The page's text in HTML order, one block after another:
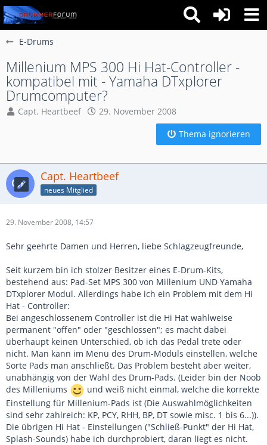
E-Drums
Millenium MPS 300 Hi Hat-Controller -
kompatibel mit - Yamaha DTxplorer
Drumcomputer?
Capt. Heartbeef
29. November 2008
Thema ignorieren
Capt. Heartbeef
neues Mitglied
29. November 2008, 14:57
Sehr geehrte Damen und Herren, liebe Schlagzeugfreunde,
Seit kurzem bin ich stolzer Besitzer eines E-Drum-Kits,
bestehend aus: Pad-Set MPS 300 von Millenium UND Yamaha
DTxplorer Modul. Allerdings habe ich ein Problem mit dem Hi
Hat - Controller:
Bei angeschlossenem Controller ist die Hi Hat wahlweise
permanent "offen" oder "geschlossen"; es macht dabei
überhaupt keinen Unterschied, ob ich das Pedal trete oder
nicht. Man kann im Menü des Drum-Moduls einstellen, welche
Sorte Pads man anschließt. Das Problem besteht aber weiter,
unabhängig von der Wahl des Drum-Pads. (Leider bin der Noob
des Milleniums
und weiß nicht einmal, welche die korrekte
Einstellung für Millenium-Pads ist (Die Auswahlmöglichkeiten
sind sehr zahlreich: KP, PCY, RHH, BP, DT sowie misc. 1 bis 6...)).
Die übrigen Hi Hat - Einstellungen ("Schließ-Punkt" der Hi Hat,
Splash-Sounds) habe ich durchprobiert, daran liegt es nicht.